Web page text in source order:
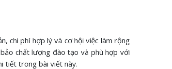
chi phí hợp lý và cơ hội việc làm rộng
chất lượng đào tạo và phù hợp với
tiết trong bài viết này.